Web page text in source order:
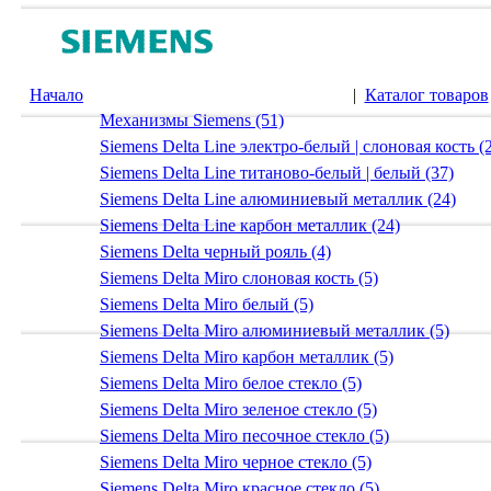
Начало | Каталог товаров
Механизмы Siemens (51)
Siemens Delta Line электро-белый | слоновая кость
Siemens Delta Line титаново-белый | белый (37)
Siemens Delta Line алюминиевый металлик (24)
Siemens Delta Line карбон металлик (24)
Siemens Delta черный рояль (4)
Siemens Delta Miro слоновая кость (5)
Siemens Delta Miro белый (5)
Siemens Delta Miro алюминиевый металлик (5)
Siemens Delta Miro карбон металлик (5)
Siemens Delta Miro белое стекло (5)
Siemens Delta Miro зеленое стекло (5)
Siemens Delta Miro песочное стекло (5)
Siemens Delta Miro черное стекло (5)